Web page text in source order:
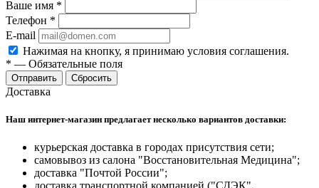
Ваше имя *
Телефон *
E-mail
Нажимая на кнопку, я принимаю условия соглашения.
* — Обязательные поля
Отправить Сбросить
Доставка
Наш интернет-магазин предлагает несколько вариантов доставки:
курьерская доставка в городах присутствия сети;
самовывоз из салона "Восстановительная Медицина";
доставка "Почтой России";